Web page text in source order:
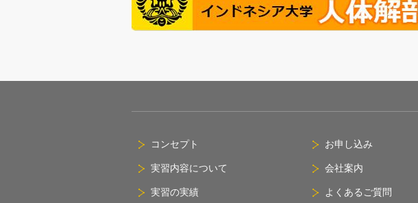
コンセプト
実習内容について
実習の実績
お申し込み
会社案内
よくあるご質問